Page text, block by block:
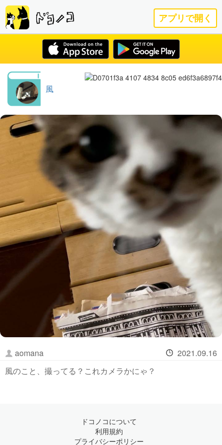
アプリで開く
風
aomana
2021.09.16
風のこと、撮ってる？これカメラかにゃ？
ドコノコについて
利用規約
プライバシーポリシー